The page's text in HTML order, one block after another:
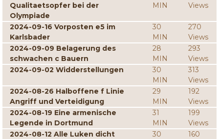
Qualitaetsopfer bei der
Olympiade
MIN
Views
2024-09-16 Vorposten e5 im
Karlsbader
30
MIN
270
Views
2024-09-09 Belagerung des
schwachen c Bauern
28
MIN
293
Views
2024-09-02 Widderstellungen
30
MIN
313
Views
2024-08-26 Halboffene f Linie
Angriff und Verteidigung
29
MIN
192
Views
2024-08-19 Eine armenische
Legende in Dortmund
31
MIN
199
Views
2024-08-12 Alle Luken dicht
30
160